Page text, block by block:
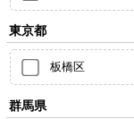
東京都
板橋区
群馬県